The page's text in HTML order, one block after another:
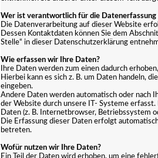
Wer ist verantwortlich für die Datenerfassung
Die Datenverarbeitung auf dieser Website
Dessen Kontaktdaten können Sie dem
Stelle“ in dieser Datenschutzerklärung
Wie erfassen wir Ihre Daten?
Ihre Daten werden zum einen dadurch
Hierbei kann es sich z. B. um Daten handeln,
eingeben.
Andere Daten werden automatisch oder nach
der Website durch unsere IT- Systeme
Daten (z. B. Internetbrowser, Betriebssystem
Die Erfassung dieser Daten erfolgt
betreten.
Wofür nutzen wir Ihre Daten?
Ein Teil der Daten wird erhoben, um eine